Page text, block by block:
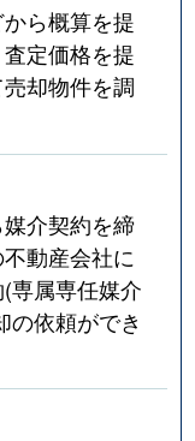
ら概算を提
定価格を提
却物件を調
介契約を締
動産会社に
専属専任媒介
の依頼ができ